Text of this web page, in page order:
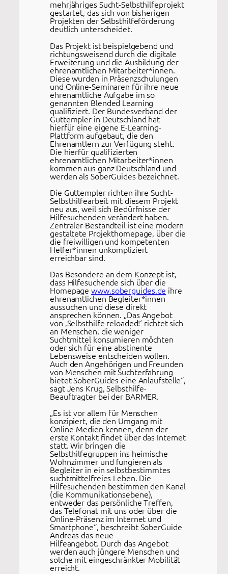
mehrjähriges Sucht-Selbsthilfeprojekt
gestartet, das sich von bisherigen
Projekten der Selbsthilfeförderung
deutlich unterscheidet.
Das Projekt ist beispielgebend und
richtungsweisend durch die digitale
Erweiterung und die Ausbildung der
ehrenamtlichen Mitarbeiter*innen.
Diese wurden in Präsenzschulungen
und Online-Seminaren für ihre neue
ehrenamtliche Aufgabe im so
genannten Blended Learning
qualifiziert. Der Bundesverband der
Guttempler in Deutschland hat
hierfür eine eigene E-Learning-
Plattform aufgebaut, die den
Ehrenamtlern zur Verfügung steht.
Die hierfür qualifizierten
ehrenamtlichen Mitarbeiter*innen
kommen aus ganz Deutschland und
werden als SoberGuides bezeichnet.
Die Guttempler richten ihre Sucht-
Selbsthilfearbeit mit diesem Projekt
neu aus, weil sich Bedürfnisse der
Hilfesuchenden verändert haben.
Zentraler Bestandteil ist eine modern
gestaltete Projekthomepage, über die
die freiwilligen und kompetenten
Helfer*innen unkompliziert
erreichbar sind.
Das Besondere an dem Konzept ist,
dass Hilfesuchende sich über die
Homepagewww.soberguides.de ihre
ehrenamtlichen Begleiter*innen
aussuchen und diese direkt
ansprechen können. „Das Angebot
von ‚Selbsthilfe reloaded!‘ richtet sich
an Menschen, die weniger
Suchtmittel konsumieren möchten
oder sich für eine abstinente
Lebensweise entscheiden wollen.
Auch den Angehörigen und Freunden
von Menschen mit Suchterfahrung
bietet SoberGuides eine Anlaufstelle“,
sagt Jens Krug, Selbsthilfe-
Beauftragter bei der BARMER.
„Es ist vor allem für Menschen
konzipiert, die den Umgang mit
Online-Medien kennen, denn der
erste Kontakt findet über das Internet
statt. Wir bringen die
Selbsthilfegruppen ins heimische
Wohnzimmer und fungieren als
Begleiter in ein selbstbestimmtes
suchtmittelfreies Leben. Die
Hilfesuchenden bestimmen den Kanal
(die Kommunikationsebene),
entweder das persönliche Treffen,
das Telefonat mit uns oder über die
Online-Präsenz im Internet und
Smartphone“, beschreibt SoberGuide
Andreas das neue
Hilfeangebot. Durch das Angebot
werden auch jüngere Menschen und
solche mit eingeschränkter Mobilität
erreicht.